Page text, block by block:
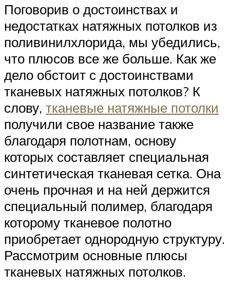
Поговорив о достоинствах и
недостатках натяжных потолков из
поливинилхлорида, мы убедились,
что плюсов все же больше. Как же
дело обстоит с достоинствами
тканевых натяжных потолков? К
слову, тканевые натяжные потолки
получили свое название также
благодаря полотнам, основу
которых составляет специальная
синтетическая тканевая сетка. Она
очень прочная и на ней держится
специальный полимер, благодаря
которому тканевое полотно
приобретает однородную структуру.
Рассмотрим основные плюсы
тканевых натяжных потолков.